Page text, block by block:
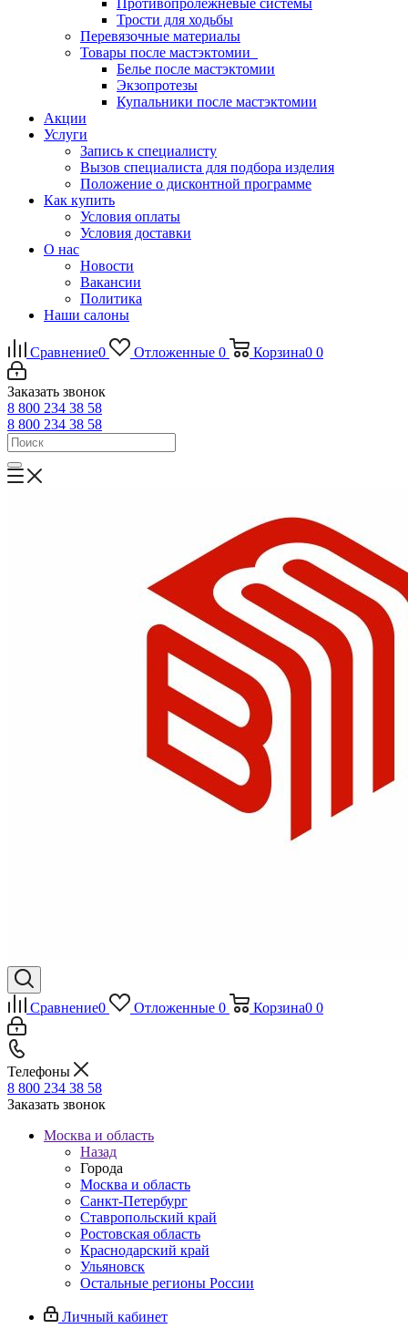
Противопролежневые системы
Трости для ходьбы
Перевязочные материалы
Товары после мастэктомии
Белье после мастэктомии
Экзопротезы
Купальники после мастэктомии
Акции
Услуги
Запись к специалисту
Вызов специалиста для подбора изделия
Положение о дисконтной программе
Как купить
Условия оплаты
Условия доставки
О нас
Новости
Вакансии
Политика
Наши салоны
Сравнение0 Отложенные 0 Корзина0 0
Заказать звонок
8 800 234 38 58
8 800 234 38 58
Сравнение0 Отложенные 0 Корзина0 0
Телефоны
8 800 234 38 58
Заказать звонок
Москва и область
Назад
Города
Москва и область
Санкт-Петербург
Ставропольский край
Ростовская область
Краснодарский край
Ульяновск
Остальные регионы России
Личный кабинет